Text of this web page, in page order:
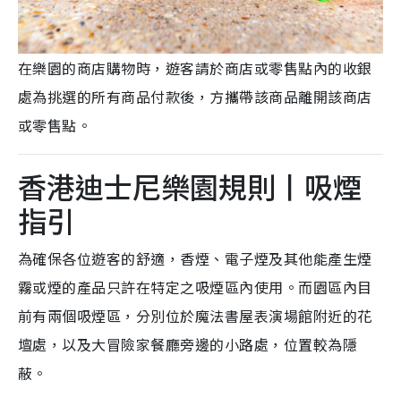
在樂園的商店購物時，遊客請於商店或零售點內的收銀
處為挑選的所有商品付款後，方攜帶該商品離開該商店
或零售點。
香港迪士尼樂園規則丨吸煙
指引
為確保各位遊客的舒適，香煙、電子煙及其他能產生煙
霧或煙的產品只許在特定之吸煙區內使用。而園區內目
前有兩個吸煙區，分別位於魔法書屋表演場館附近的花
壇處，以及大冒險家餐廳旁邊的小路處，位置較為隱
蔽。